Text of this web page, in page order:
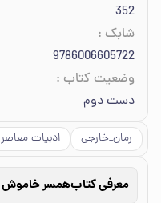
352
شابک :
9786006605722
وضعیت کتاب :
دست دوم
رمان_خارجی ادبیات معاصر
معرفی کتابهمسر خاموش